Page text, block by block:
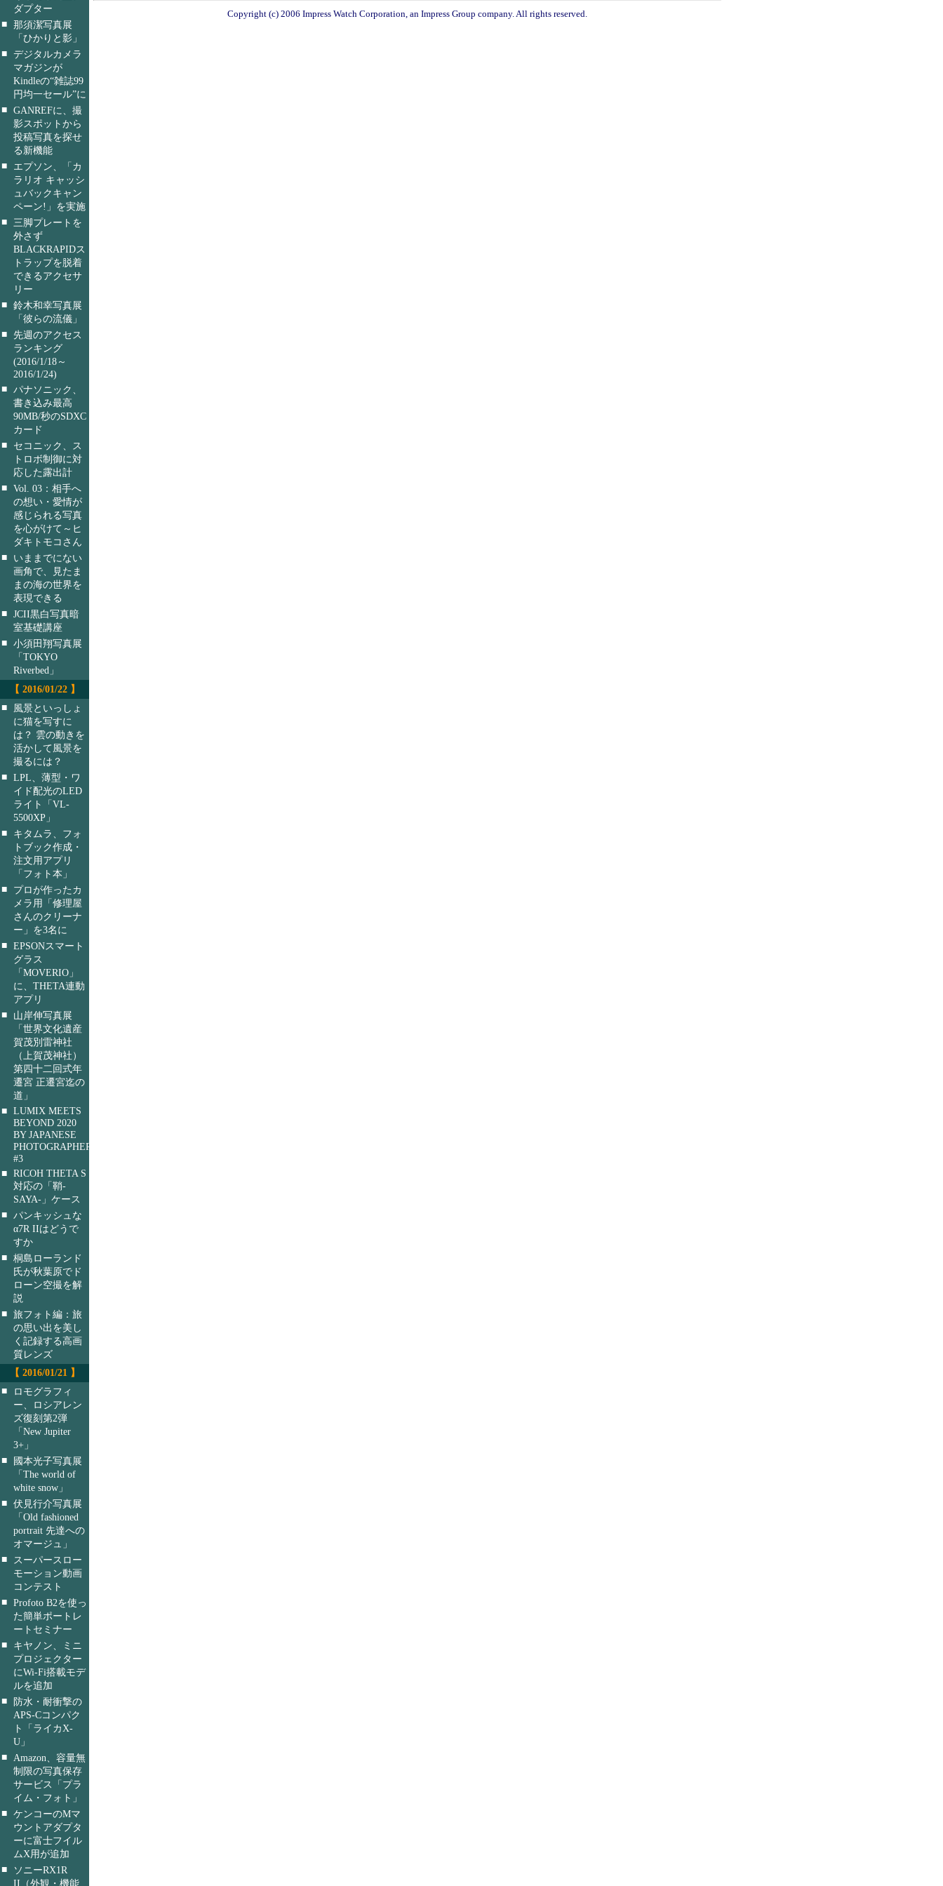
ダプター
■ 那須潔写真展
「ひかりと影」
■ デジタルカメラ
マガジンが
Kindleの“雑誌99
円均一セール”に
■ GANREFに、撮
影スポットから
投稿写真を探せ
る新機能
■
エプソン、「カ
ラリオ キャッシ
ュバックキャン
ペーン!」を実施
■ 三脚プレートを
外さず
BLACKRAPIDス
トラップを脱着
できるアクセサ
リー
■ 鈴木和幸写真展
「彼らの流儀」
■ 先週のアクセス
ランキング
(2016/1/18～
2016/1/24)
■ パナソニック、
書き込み最高
90MB/秒のSDXC
カード
■
セコニック、ス
トロボ制御に対
応した露出計
■ Vol. 03：相手へ
の想い・愛情が
感じられる写真
を心がけて～ヒ
ダキトモコさん
■
いままでにない
画角で、見たま
まの海の世界を
表現できる
■ JCII黒白写真暗
室基礎講座
■ 小須田翔写真展
「TOKYO
Riverbed」
【 2016/01/22 】
■
風景といっしょ
に猫を写すに
は？ 雲の動きを
活かして風景を
撮るには？
■ LPL、薄型・ワ
イド配光のLED
ライト「VL-
5500XP」
■
キタムラ、フォ
トブック作成・
注文用アプリ
「フォト本」
■
プロが作ったカ
メラ用「修理屋
さんのクリーナ
ー」を3名に
■ EPSONスマート
グラス
「MOVERIO」
に、THETA連動
アプリ
■
山岸伸写真展
「世界文化遺産
賀茂別雷神社
（上賀茂神社）
第四十二回式年
遷宮 正遷宮迄の
道」
■ LUMIX MEETS
BEYOND 2020
BY JAPANESE
PHOTOGRAPHERS
#3
■ RICOH THETA S
対応の「鞘-
SAYA-」ケース
■ パンキッシュな
α7R IIはどうで
すか
■ 桐島ローランド
氏が秋葉原でド
ローン空撮を解
説
■ 旅フォト編：旅
の思い出を美し
く記録する高画
質レンズ
【 2016/01/21 】
■
ロモグラフィ
ー、ロシアレン
ズ復刻第2弾
「New Jupiter
3+」
■
國本光子写真展
「The world of
white snow」
■ 伏見行介写真展
「Old fashioned
portrait 先達への
オマージュ」
■
スーパースロー
モーション動画
コンテスト
■ Profoto B2を使っ
た簡単ポートレ
ートセミナー
■
キヤノン、ミニ
プロジェクター
にWi-Fi搭載モデ
ルを追加
■
防水・耐衝撃の
APS-Cコンパク
ト「ライカX-
U」
■
Amazon、容量無
制限の写真保存
サービス「プラ
イム・フォト」
■ ケンコーのMマ
ウントアダプタ
ーに富士フイル
ムX用が追加
■
ソニーRX1R
II（外観・機能
Copyright (c) 2006 Impress Watch Corporation, an Impress Group company. All rights reserved.